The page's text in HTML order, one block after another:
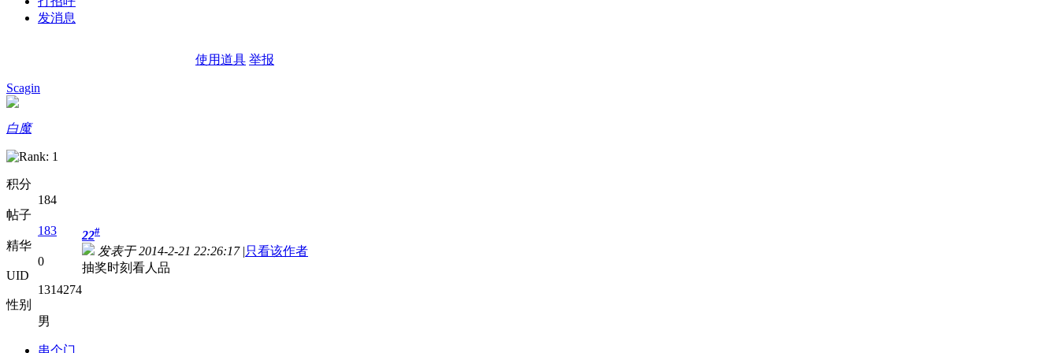
发消息
使用道具 举报
Scagin
白魔
积分
184
帖子
183
精华
0
UID
1314274
性别
男
串个门
22#
发表于 2014-2-21 22:26:17 |只看该作者
抽奖时刻看人品